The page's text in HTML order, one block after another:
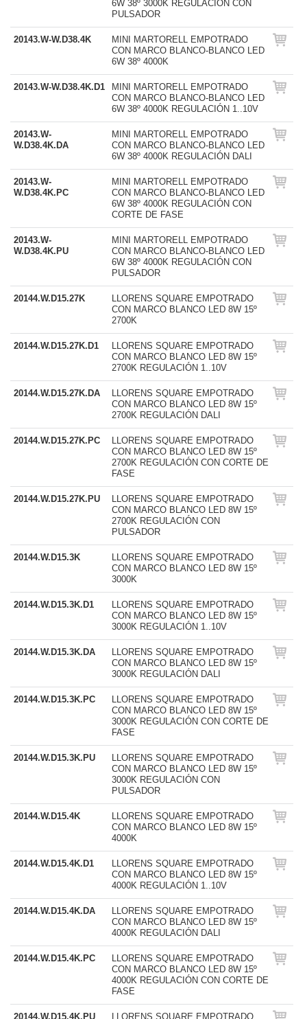
6W 38º 3000K REGULACIÓN CON
PULSADOR
20143.W-W.D38.4K
MINI MARTORELL EMPOTRADO
CON MARCO BLANCO-BLANCO LED
6W 38º 4000K
20143.W-W.D38.4K.D1
MINI MARTORELL EMPOTRADO
CON MARCO BLANCO-BLANCO LED
6W 38º 4000K REGULACIÓN 1..10V
20143.W-
W.D38.4K.DA
MINI MARTORELL EMPOTRADO
CON MARCO BLANCO-BLANCO LED
6W 38º 4000K REGULACIÓN DALI
20143.W-
W.D38.4K.PC
MINI MARTORELL EMPOTRADO
CON MARCO BLANCO-BLANCO LED
6W 38º 4000K REGULACIÓN CON
CORTE DE FASE
20143.W-
W.D38.4K.PU
MINI MARTORELL EMPOTRADO
CON MARCO BLANCO-BLANCO LED
6W 38º 4000K REGULACIÓN CON
PULSADOR
20144.W.D15.27K
LLORENS SQUARE EMPOTRADO
CON MARCO BLANCO LED 8W 15º
2700K
20144.W.D15.27K.D1
LLORENS SQUARE EMPOTRADO
CON MARCO BLANCO LED 8W 15º
2700K REGULACIÓN 1..10V
20144.W.D15.27K.DA
LLORENS SQUARE EMPOTRADO
CON MARCO BLANCO LED 8W 15º
2700K REGULACIÓN DALI
20144.W.D15.27K.PC
LLORENS SQUARE EMPOTRADO
CON MARCO BLANCO LED 8W 15º
2700K REGULACIÓN CON CORTE DE
FASE
20144.W.D15.27K.PU
LLORENS SQUARE EMPOTRADO
CON MARCO BLANCO LED 8W 15º
2700K REGULACIÓN CON
PULSADOR
20144.W.D15.3K
LLORENS SQUARE EMPOTRADO
CON MARCO BLANCO LED 8W 15º
3000K
20144.W.D15.3K.D1
LLORENS SQUARE EMPOTRADO
CON MARCO BLANCO LED 8W 15º
3000K REGULACIÓN 1..10V
20144.W.D15.3K.DA
LLORENS SQUARE EMPOTRADO
CON MARCO BLANCO LED 8W 15º
3000K REGULACIÓN DALI
20144.W.D15.3K.PC
LLORENS SQUARE EMPOTRADO
CON MARCO BLANCO LED 8W 15º
3000K REGULACIÓN CON CORTE DE
FASE
20144.W.D15.3K.PU
LLORENS SQUARE EMPOTRADO
CON MARCO BLANCO LED 8W 15º
3000K REGULACIÓN CON
PULSADOR
20144.W.D15.4K
LLORENS SQUARE EMPOTRADO
CON MARCO BLANCO LED 8W 15º
4000K
20144.W.D15.4K.D1
LLORENS SQUARE EMPOTRADO
CON MARCO BLANCO LED 8W 15º
4000K REGULACIÓN 1..10V
20144.W.D15.4K.DA
LLORENS SQUARE EMPOTRADO
CON MARCO BLANCO LED 8W 15º
4000K REGULACIÓN DALI
20144.W.D15.4K.PC
LLORENS SQUARE EMPOTRADO
CON MARCO BLANCO LED 8W 15º
4000K REGULACIÓN CON CORTE DE
FASE
20144.W.D15.4K.PU LLORENS SQUARE EMPOTRADO